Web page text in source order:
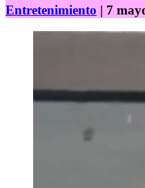
Entretenimiento | 7